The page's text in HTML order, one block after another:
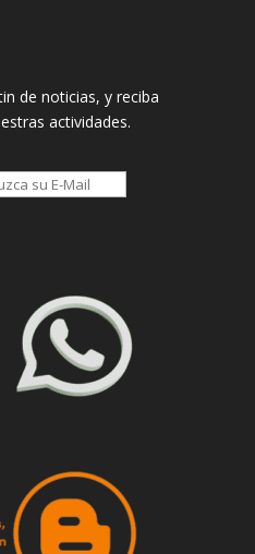
de noticias, y reciba
actividades.